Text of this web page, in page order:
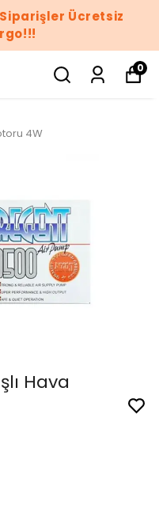
Ücretsiz
0
4W
Hava